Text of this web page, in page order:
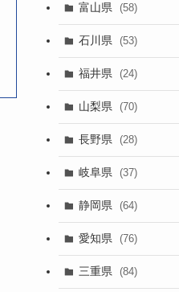
富山県 (58)
石川県 (53)
福井県 (24)
山梨県 (70)
長野県 (28)
岐阜県 (37)
静岡県 (64)
愛知県 (76)
三重県 (84)